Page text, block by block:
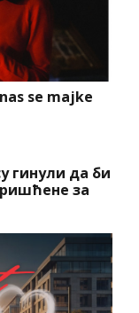
se majke
гинули да би
за